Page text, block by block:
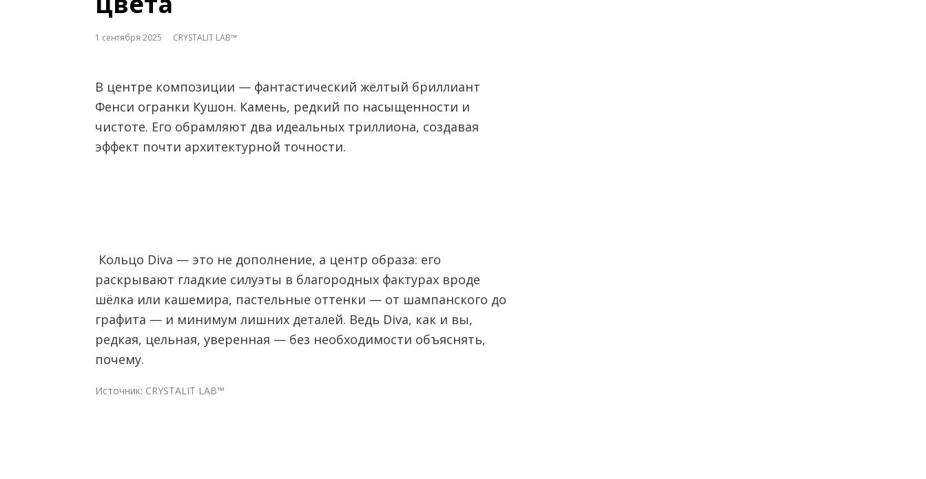
1 сентября 2025 CRYSTALIT LAB™
В центре композиции — фантастический жёлтый бриллиант
Фенси огранки Кушон. Камень, редкий по насыщенности и
чистоте. Его обрамляют два идеальных триллиона, создавая
эффект почти архитектурной точности.
Кольцо Diva — это не дополнение, а центр образа: его
раскрывают гладкие силуэты в благородных фактурах вроде
шёлка или кашемира, пастельные оттенки — от шампанского до
графита — и минимум лишних деталей. Ведь Diva, как и вы,
редкая, цельная, уверенная — без необходимости объяснять,
почему.
Источник: CRYSTALIT LAB™